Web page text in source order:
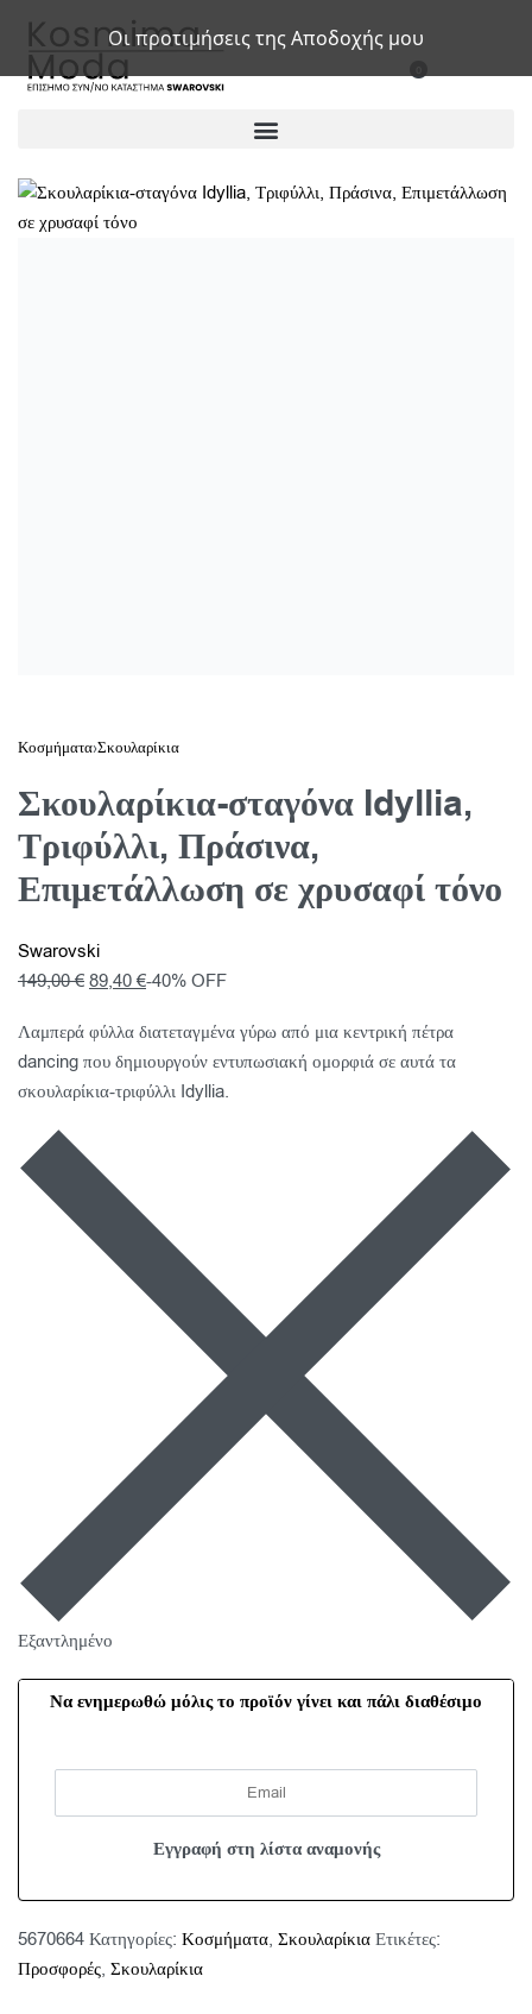
Κοσμήματα›Σκουλαρίκια
Σκουλαρίκια-σταγόνα Idyllia,
Τριφύλλι, Πράσινα,
Επιμετάλλωση σε χρυσαφί τόνο
Swarovski
149,00€ 89,40 €-40% OFF
Λαμπερά φύλλα διατεταγμένα γύρω από μια κεντρική πέτρα
dancing που δημιουργούν εντυπωσιακή ομορφιά σε αυτά τα
σκουλαρίκια-τριφύλλι Idyllia.
Εξαντλημένο
Να ενημερωθώ μόλις το προϊόν γίνει και πάλι διαθέσιμο
5670664 Κατηγορίες: Κοσμήματα, Σκουλαρίκια Ετικέτες:
Προσφορές, Σκουλαρίκια
Οι προτιμήσεις της Αποδοχής μου